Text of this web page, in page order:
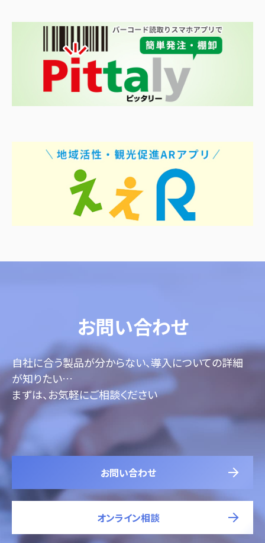
お問い合わせ
自社に合う製品が分からない、導入についての詳細
が知りたい…
まずは、お気軽にご相談ください
お問い合わせ
オンライン相談